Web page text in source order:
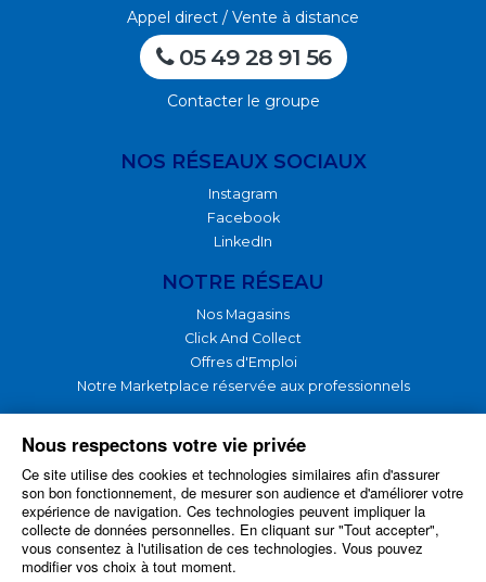
Appel direct / Vente à distance
05 49 28 91 56
Contacter le groupe
NOS RÉSEAUX SOCIAUX
Instagram
Facebook
LinkedIn
NOTRE RÉSEAU
Nos Magasins
Click And Collect
Offres d'Emploi
Notre Marketplace réservée aux professionnels
NOTRE GROUPE
Nos Produits
Nos Services
Notre Plateforme logistique
Nos Actualités
Notre Historique
Nous respectons votre vie privée
Ce site utilise des cookies et technologies similaires afin d'assurer
son bon fonctionnement, de mesurer son audience et d'améliorer votre
expérience de navigation. Ces technologies peuvent impliquer la
collecte de données personnelles. En cliquant sur "Tout accepter",
vous consentez à l'utilisation de ces technologies. Vous pouvez
modifier vos choix à tout moment.